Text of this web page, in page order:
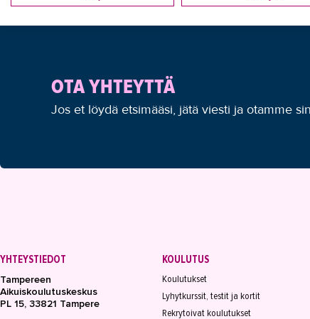
OTA YHTEYTTÄ
Jos et löydä etsimääsi, jätä viesti ja otamme
YHTEYSTIEDOT
Tampereen
Aikuiskoulutuskeskus
PL 15, 33821 Tampere
KOULUTUS
Koulutukset
Lyhytkurssit, testit ja kortit
Rekrytoivat koulutukset